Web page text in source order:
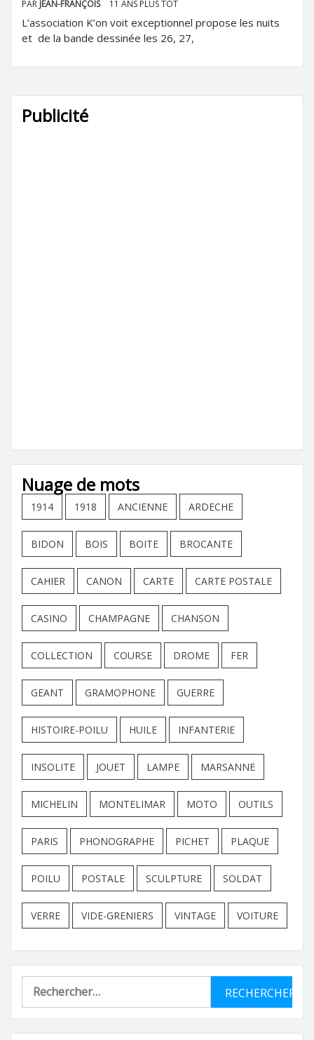
PAR JEAN-FRANÇOIS 11 ANS PLUS TÔT
L’association K’on voit exceptionnel propose les nuits
et de la bande dessinée les 26, 27,
Publicité
Nuage de mots
1914 1918 ANCIENNE ARDECHE
BIDON BOIS BOITE BROCANTE
CAHIER CANON CARTE CARTE POSTALE
CASINO CHAMPAGNE CHANSON
COLLECTION COURSE DROME FER
GEANT GRAMOPHONE GUERRE
HISTOIRE-POILU HUILE INFANTERIE
INSOLITE JOUET LAMPE MARSANNE
MICHELIN MONTELIMAR MOTO OUTILS
PARIS PHONOGRAPHE PICHET PLAQUE
POILU POSTALE SCULPTURE SOLDAT
VERRE VIDE-GRENIERS VINTAGE VOITURE
Rechercher :